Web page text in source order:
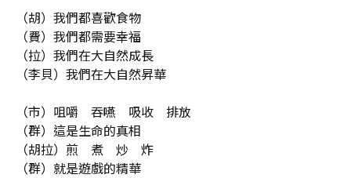
（胡）我們都喜歡食物
（費）我們都需要幸福
（拉）我們在大自然成長
（李貝）我們在大自然昇華
（市）咀嚼 吞嚥 吸收 排放
（群）這是生命的真相
（胡拉）煎 煮 炒 炸
（群）就是遊戲的精華